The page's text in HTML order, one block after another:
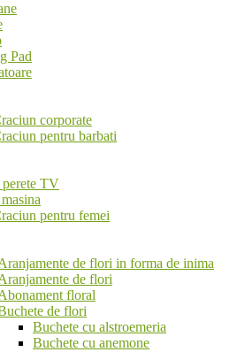
Pad
corporate
pentru barbati
perete TV
pentru femei
de flori in forma de inima
de flori
floral
de flori
Buchete cu alstroemeria
Buchete cu anemone